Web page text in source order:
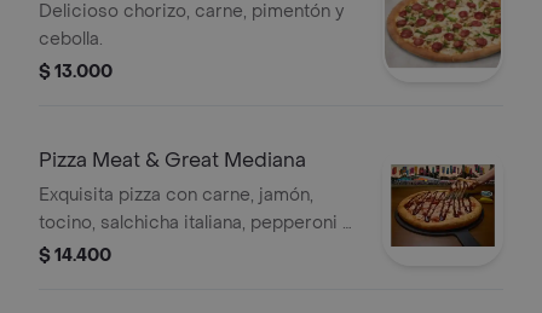
Delicioso chorizo, carne, pimentón y
cebolla.
$ 13.000
Pizza Meat & Great Mediana
Exquisita pizza con carne, jamón,
tocino, salchicha italiana, pepperoni y
un shot de salsa bbq.
$ 14.400